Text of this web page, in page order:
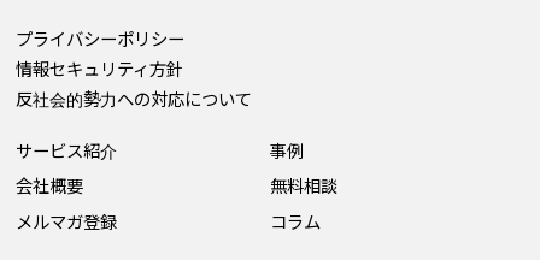
プライバシーポリシー
情報セキュリティ方針
反社会的勢力への対応について
サービス紹介
事例
会社概要
無料相談
メルマガ登録
コラム